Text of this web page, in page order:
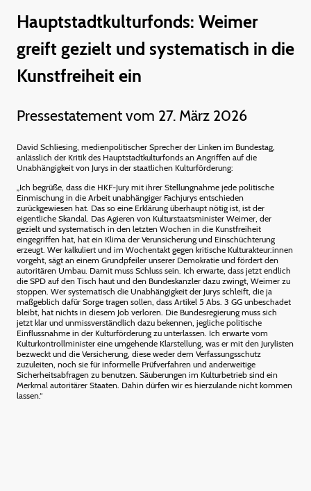
Hauptstadtkulturfonds: Weimer
greift gezielt und systematisch in die
Kunstfreiheit ein
Pressestatement vom 27. März 2026
David Schliesing, medienpolitischer Sprecher der Linken im Bundestag,
anlässlich der Kritik des Hauptstadtkulturfonds an Angriffen auf die
Unabhängigkeit von Jurys in der staatlichen Kulturförderung:
„Ich begrüße, dass die HKF-Jury mit ihrer Stellungnahme jede politische
Einmischung in die Arbeit unabhängiger Fachjurys entschieden
zurückgewiesen hat. Das so eine Erklärung überhaupt nötig ist, ist der
eigentliche Skandal. Das Agieren von Kulturstaatsminister Weimer, der
gezielt und systematisch in den letzten Wochen in die Kunstfreiheit
eingegriffen hat, hat ein Klima der Verunsicherung und Einschüchterung
erzeugt. Wer kalkuliert und im Wochentakt gegen kritische Kulturakteur:innen
vorgeht, sägt an einem Grundpfeiler unserer Demokratie und fördert den
autoritären Umbau. Damit muss Schluss sein. Ich erwarte, dass jetzt endlich
die SPD auf den Tisch haut und den Bundeskanzler dazu zwingt, Weimer zu
stoppen. Wer systematisch die Unabhängigkeit der Jurys schleift, die ja
maßgeblich dafür Sorge tragen sollen, dass Artikel 5 Abs. 3 GG unbeschadet
bleibt, hat nichts in diesem Job verloren. Die Bundesregierung muss sich
jetzt klar und unmissverständlich dazu bekennen, jegliche politische
Einflussnahme in der Kulturförderung zu unterlassen. Ich erwarte vom
Kulturkontrollminister eine umgehende Klarstellung, was er mit den Jurylisten
bezweckt und die Versicherung, diese weder dem Verfassungsschutz
zuzuleiten, noch sie für informelle Prüfverfahren und anderweitige
Sicherheitsabfragen zu benutzen. Säuberungen im Kulturbetrieb sind ein
Merkmal autoritärer Staaten. Dahin dürfen wir es hierzulande nicht kommen
lassen.“